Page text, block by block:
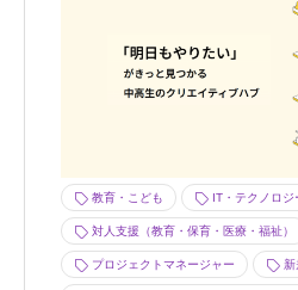
教育・こども IT・テクノロジ
対人支援（教育・保育・医療・福祉）
プロジェクトマネージャー 新